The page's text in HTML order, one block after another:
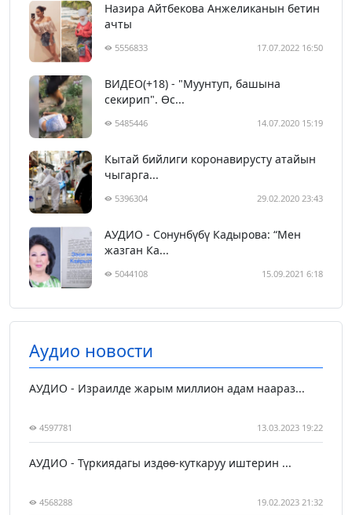
Назира Айтбекова Анжеликанын бетин
ачты
5556833 17.07.2022 16:50
ВИДЕО(+18) - "Муунтуп, башына
секирип". Өс...
5485446 14.07.2020 15:19
Кытай бийлиги коронавирусту атайын
чыгарга...
5396304 29.02.2020 23:43
АУДИО - Сонунбүбү Кадырова: “Мен
жазган Ка...
5044108 15.09.2021 6:18
Аудио новости
АУДИО - Израилде жарым миллион адам наараз...
4597781 13.03.2023 19:22
АУДИО - Түркиядагы издөө-куткаруу иштерин ...
4568288 19.02.2023 21:32